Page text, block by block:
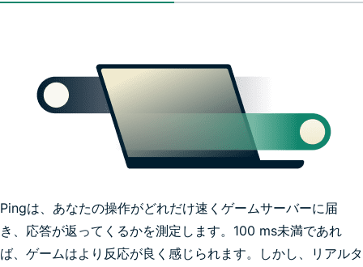
Pingは、あなたの操作がどれだけ速くゲームサーバーに届
き、応答が返ってくるかを測定します。100 ms未満であれ
ば、ゲームはより反応が良く感じられます。しかし、リアルタ